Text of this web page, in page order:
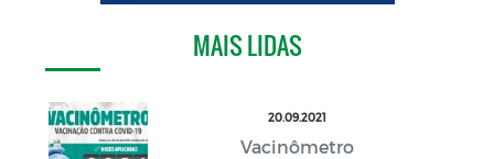
MAIS LIDAS
20.09.2021
Vacinômetro